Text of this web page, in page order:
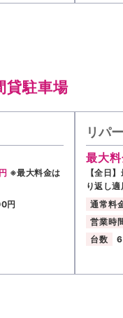
貸駐車場
※最大料金は
円
リパ
最大
【全日
り返し
通常料
営業時
台数